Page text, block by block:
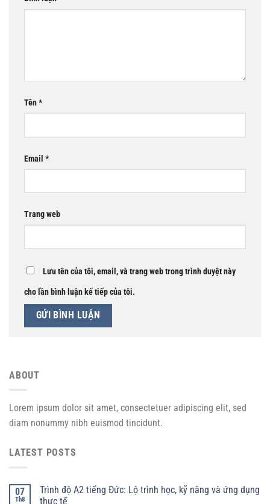
Tên*
Email *
Trang web
Lưu tên của tôi, email, và trang web trong trình duyệt này
cho lần bình luận kế tiếp của tôi.
ABOUT
Lorem ipsum dolor sit amet, consectetuer adipiscing elit, sed
diam nonummy nibh euismod tincidunt.
LATEST POSTS
07
Th8
Trình độ A2 tiếng Đức: Lộ trình học, kỹ năng và ứng dụng
thực tế